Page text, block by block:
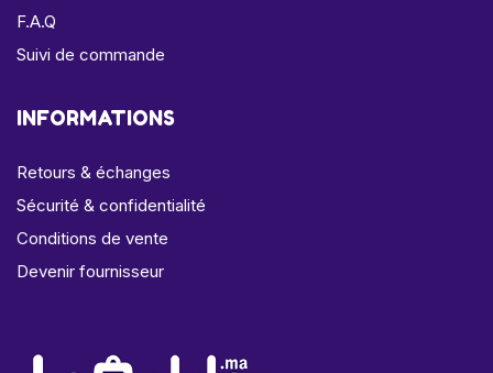
F.A.Q
Suivi de commande
INFORMATIONS
Retours & échanges
Sécurité & confidentialité
Conditions de vente
Devenir fournisseur